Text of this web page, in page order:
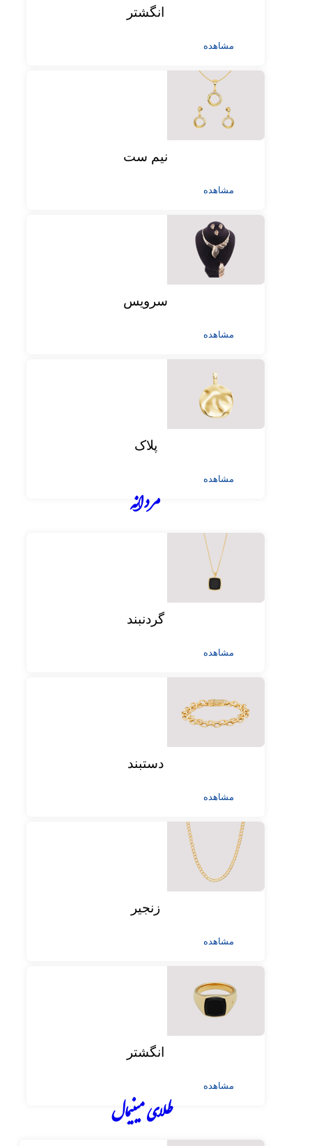
انگشتر
مشاهده
نیم ست
مشاهده
سرویس
مشاهده
پلاک
مشاهده
مردانه
گردنبند
مشاهده
دستبند
مشاهده
زنجیر
مشاهده
انگشتر
مشاهده
طلای مینیمال